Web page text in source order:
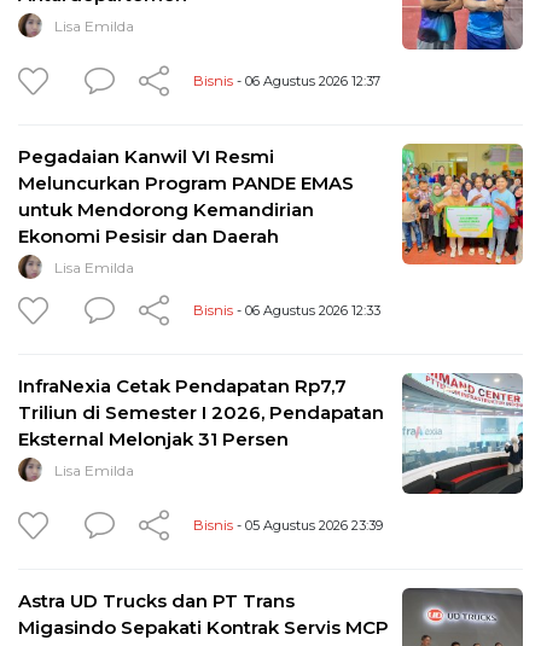
Lisa Emilda
Bisnis - 06 Agustus 2026 12:37
Pegadaian Kanwil VI Resmi
Meluncurkan Program PANDE EMAS
untuk Mendorong Kemandirian
Ekonomi Pesisir dan Daerah
Lisa Emilda
Bisnis - 06 Agustus 2026 12:33
InfraNexia Cetak Pendapatan Rp7,7
Triliun di Semester I 2026, Pendapatan
Eksternal Melonjak 31 Persen
Lisa Emilda
Bisnis - 05 Agustus 2026 23:39
Astra UD Trucks dan PT Trans
Migasindo Sepakati Kontrak Servis MCP